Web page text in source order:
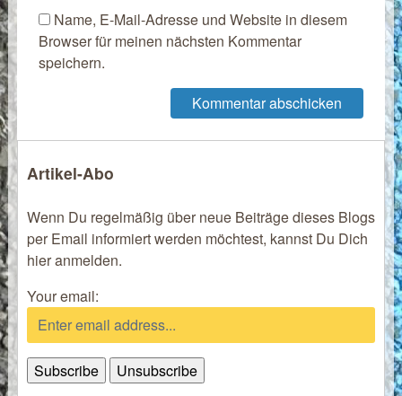
Name, E-Mail-Adresse und Website in diesem
Browser für meinen nächsten Kommentar
speichern.
Artikel-Abo
Wenn Du regelmäßig über neue Beiträge dieses Blogs
per Email informiert werden möchtest, kannst Du Dich
hier anmelden.
Your email: